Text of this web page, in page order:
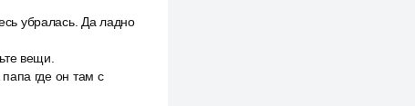
убралась. Да ладно
вещи.
где он там с